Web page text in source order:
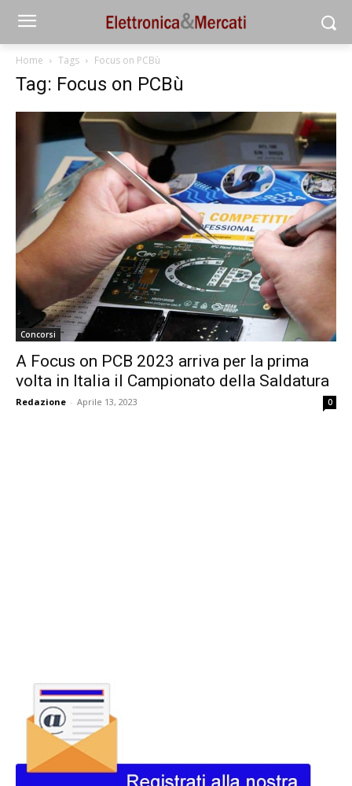
Home Tags Focus on PCBù
Tag: Focus on PCBù
Concorsi
A Focus on PCB 2023 arriva per la prima
volta in Italia il Campionato della Saldatura
Redazione - Aprile 13, 2023 0